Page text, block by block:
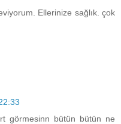
Ellerinize sağlık. çok
görmesinn bütün bütün ne